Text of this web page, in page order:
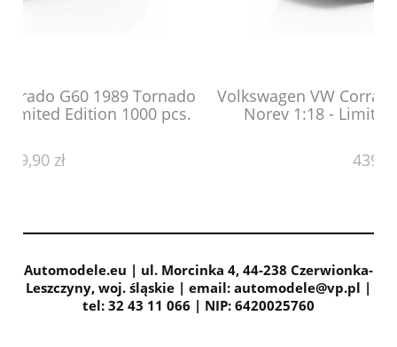
Volkswagen VW Corrado VR6 1992 Aqua Blue
Norev 1:18 - Limited Edition 1000 pcs.
Automodele.eu | ul. Morcinka 4, 44-238 Czerwionka-
Leszczyny, woj. śląskie | email: automodele@vp.pl |
tel: 32 43 11 066 | NIP: 6420025760